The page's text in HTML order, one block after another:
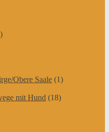
Obere Saale (1)
mit Hund (18)